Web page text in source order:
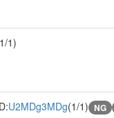
1)
U2MDg3MDg(1/1) NG